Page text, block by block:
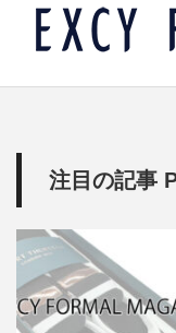
注目の記事